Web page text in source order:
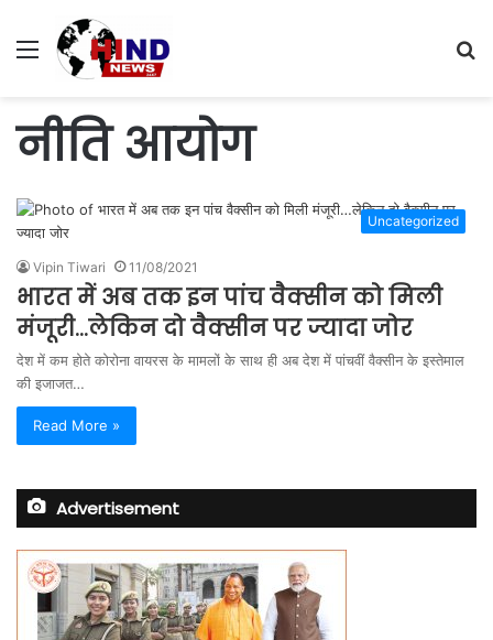
Menu
नीति आयोग
Uncategorized
Vipin Tiwari 11/08/2021
भारत में अब तक इन पांच वैक्सीन को मिली
मंजूरी…लेकिन दो वैक्सीन पर ज्यादा जोर
देश में कम होते कोरोना वायरस के मामलों के साथ ही अब देश में पांचवीं वैक्सीन के इस्तेमाल
की इजाजत…
Read More »
Advertisement